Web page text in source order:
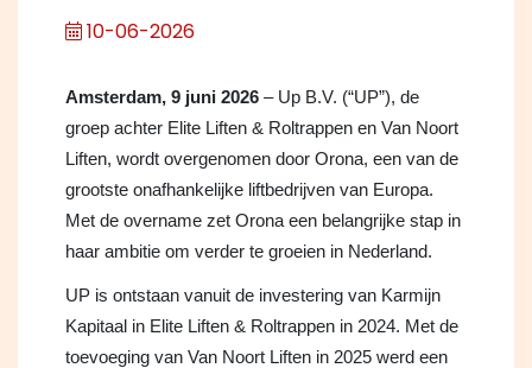
10-06-2026
Amsterdam, 9 juni 2026 – Up B.V. (“UP”), de
groep achter Elite Liften & Roltrappen en Van Noort
Liften, wordt overgenomen door Orona, een van de
grootste onafhankelijke liftbedrijven van Europa.
Met de overname zet Orona een belangrijke stap in
haar ambitie om verder te groeien in Nederland.
UP is ontstaan vanuit de investering van Karmijn
Kapitaal in Elite Liften & Roltrappen in 2024. Met de
toevoeging van Van Noort Liften in 2025 werd een